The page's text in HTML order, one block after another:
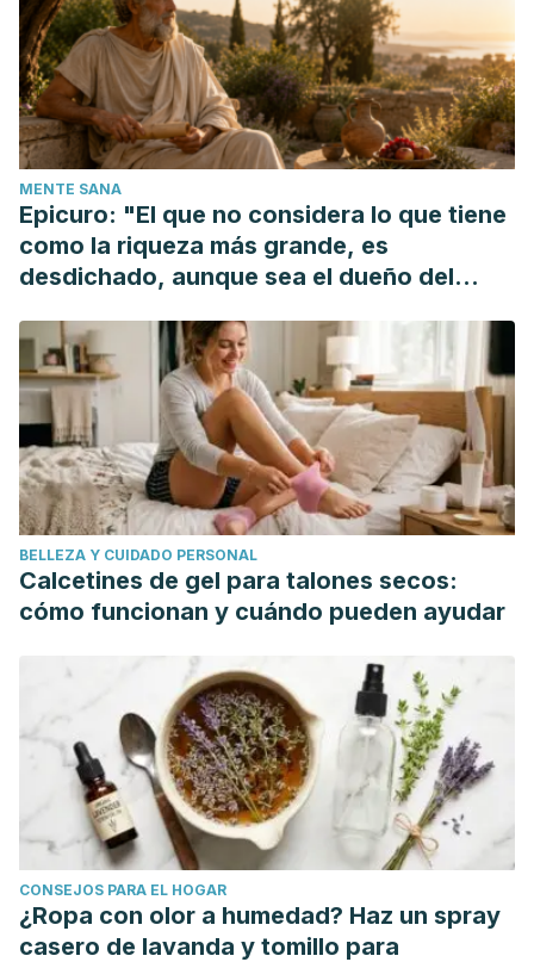
Effects[Online] Available
at: www.healthline.com/nutrition/foods/onions
MENTE SANA
Epicuro: "El que no considera lo que tiene
como la riqueza más grande, es
desdichado, aunque sea el dueño del
BELLEZA Y CUIDADO PERSONAL
Calcetines de gel para talones secos:
cómo funcionan y cuándo pueden ayudar
CONSEJOS PARA EL HOGAR
¿Ropa con olor a humedad? Haz un spray
casero de lavanda y tomillo para